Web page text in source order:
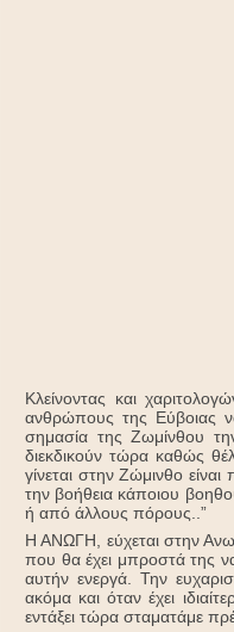
Κλείνοντας και
ανθρώπους της Εύβοιας
σημασία της Ζωμίνθου
διεκδικούν τώρα καθώς
γίνεται στην Ζώμινθο
την βοήθεια κάποιου
ή από άλλους πόρους..”
Η ΑΝΩΓΗ, εύχεται στην
που θα έχει μπροστά της
αυτήν ενεργά. Την
ακόμα και όταν έχει
εντάξει τώρα σταματάμε